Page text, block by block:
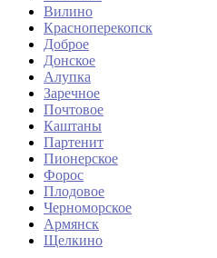
Вилино
Красноперекопск
Доброе
Донское
Алупка
Заречное
Почтовое
Каштаны
Партенит
Пионерское
Форос
Плодовое
Черноморское
Армянск
Щелкино